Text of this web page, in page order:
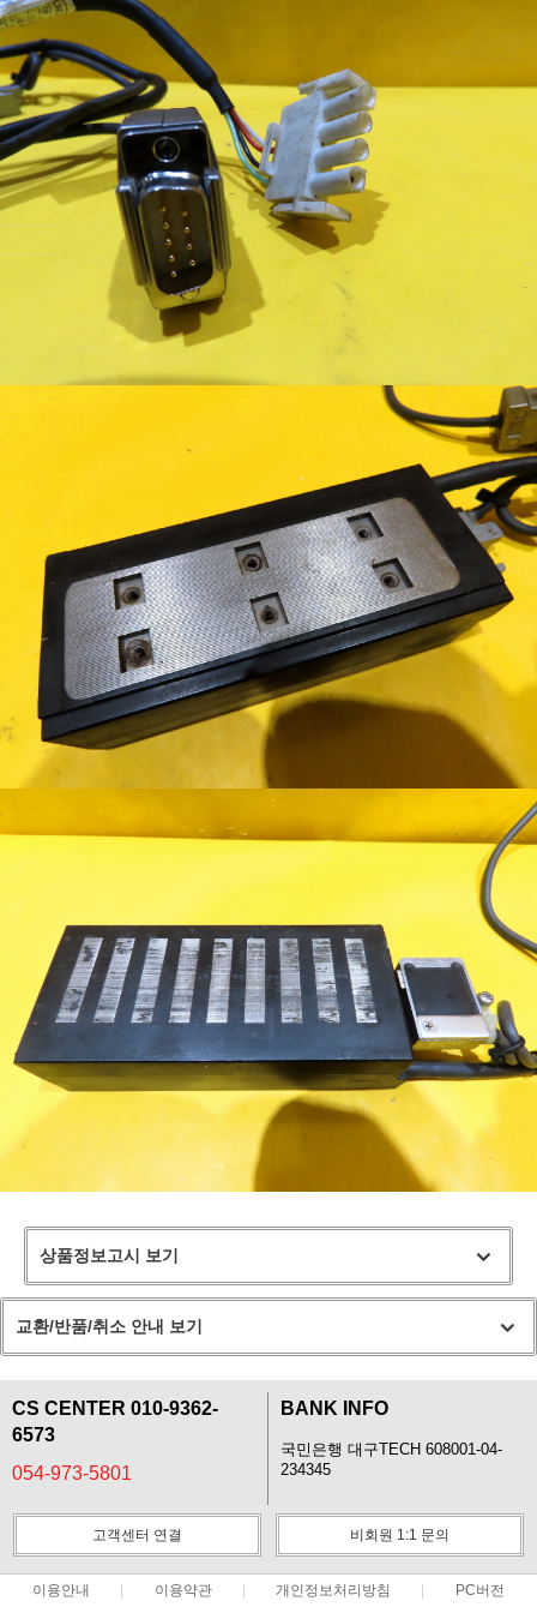
상품정보고시 보기
교환/반품/취소 안내 보기
CS CENTER 010-9362-
6573
054-973-5801
BANK INFO
국민은행 대구TECH 608001-04-
234345
고객센터 연결 비회원 1:1 문의
이용안내 이용약관 개인정보처리방침 PC버전